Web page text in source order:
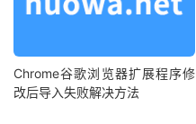
Chrome谷歌浏览器扩展程序修
改后导入失败解决方法